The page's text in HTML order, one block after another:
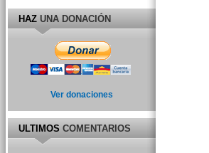
HAZUNA DONACIÓN
Ver donaciones
ULTIMOSCOMENTARIOS